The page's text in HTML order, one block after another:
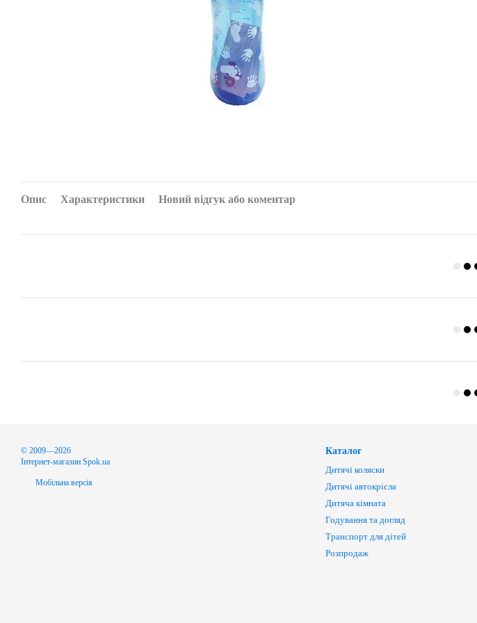
Опис Характеристики Новий відгук або коментар
© 2009—2026
Інтернет-магазин Spok.ua
Мобільна версія
Каталог
Дитячі коляски
Дитячі автокрісла
Дитяча кімната
Годування та догляд
Транспорт для дітей
Розпродаж